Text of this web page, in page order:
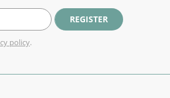
REGISTER
policy.